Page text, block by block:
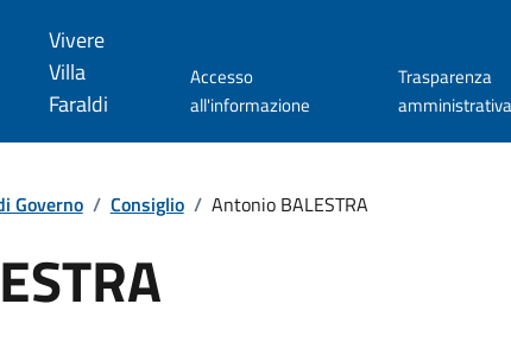
Vivere
Villa
Faraldi
Accesso
all'informazione
Trasparenza
amministrativa
Governo / Consiglio / Antonio BALESTRA